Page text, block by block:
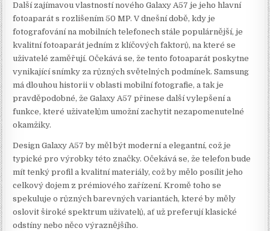
Další zajímavou vlastností nového Galaxy A57 je jeho hlavní
fotoaparát s rozlišením 50 MP. V dnešní době, kdy je
fotografování na mobilních telefonech stále populárnější, je
kvalitní fotoaparát jedním z klíčových faktorů, na které se
uživatelé zaměřují. Očekává se, že tento fotoaparát poskytne
vynikající snímky za různých světelných podmínek. Samsung
má dlouhou historii v oblasti mobilní fotografie, a tak je
pravděpodobné, že Galaxy A57 přinese další vylepšení a
funkce, které uživatelům umožní zachytit nezapomenutelné
okamžiky.
Design Galaxy A57 by měl být moderní a elegantní, což je
typické pro výrobky této značky. Očekává se, že telefon bude
mít tenký profil a kvalitní materiály, což by mělo posílit jeho
celkový dojem z prémiového zařízení. Kromě toho se
spekuluje o různých barevných variantách, které by měly
oslovit široké spektrum uživatelů, ať už preferují klasické
odstíny nebo něco výraznějšího.